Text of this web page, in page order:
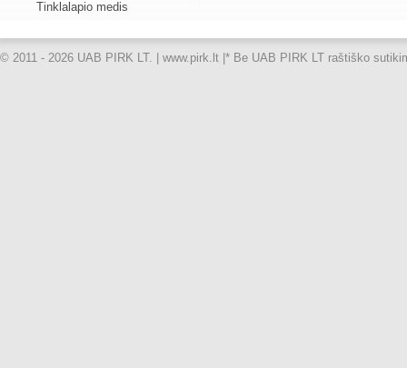
Tinklalapio medis
© 2011 - 2026 UAB PIRK LT. | www.pirk.lt |* Be UAB PIRK LT raštiško